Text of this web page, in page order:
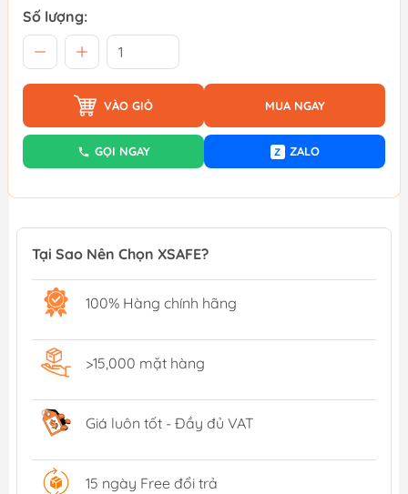
Số lượng:
VÀO GIỎ MUA NGAY
GỌI NGAY Z ZALO
Tại Sao Nên Chọn XSAFE?
100% Hàng chính hãng
>15,000 mặt hàng
Giá luôn tốt - Đầy đủ VAT
15 ngày Free đổi trả